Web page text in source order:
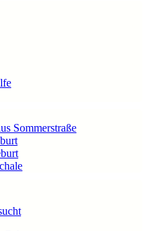
Sommerstraße